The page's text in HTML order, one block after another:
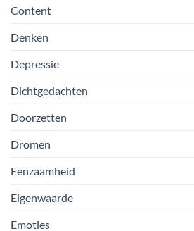
Content
Denken
Depressie
Dichtgedachten
Doorzetten
Dromen
Eenzaamheid
Eigenwaarde
Emoties